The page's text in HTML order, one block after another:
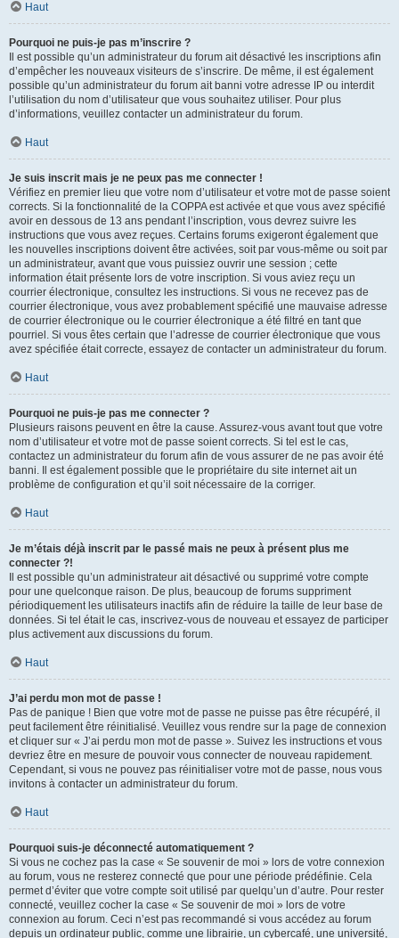
Haut
Pourquoi ne puis-je pas m’inscrire ?
Il est possible qu’un administrateur du forum ait désactivé les inscriptions afin
d’empêcher les nouveaux visiteurs de s’inscrire. De même, il est également
possible qu’un administrateur du forum ait banni votre adresse IP ou interdit
l’utilisation du nom d’utilisateur que vous souhaitez utiliser. Pour plus
d’informations, veuillez contacter un administrateur du forum.
Haut
Je suis inscrit mais je ne peux pas me connecter !
Vérifiez en premier lieu que votre nom d’utilisateur et votre mot de passe soient
corrects. Si la fonctionnalité de la COPPA est activée et que vous avez spécifié
avoir en dessous de 13 ans pendant l’inscription, vous devrez suivre les
instructions que vous avez reçues. Certains forums exigeront également que
les nouvelles inscriptions doivent être activées, soit par vous-même ou soit par
un administrateur, avant que vous puissiez ouvrir une session ; cette
information était présente lors de votre inscription. Si vous aviez reçu un
courrier électronique, consultez les instructions. Si vous ne recevez pas de
courrier électronique, vous avez probablement spécifié une mauvaise adresse
de courrier électronique ou le courrier électronique a été filtré en tant que
pourriel. Si vous êtes certain que l’adresse de courrier électronique que vous
avez spécifiée était correcte, essayez de contacter un administrateur du forum.
Haut
Pourquoi ne puis-je pas me connecter ?
Plusieurs raisons peuvent en être la cause. Assurez-vous avant tout que votre
nom d’utilisateur et votre mot de passe soient corrects. Si tel est le cas,
contactez un administrateur du forum afin de vous assurer de ne pas avoir été
banni. Il est également possible que le propriétaire du site internet ait un
problème de configuration et qu’il soit nécessaire de la corriger.
Haut
Je m’étais déjà inscrit par le passé mais ne peux à présent plus me
connecter ?!
Il est possible qu’un administrateur ait désactivé ou supprimé votre compte
pour une quelconque raison. De plus, beaucoup de forums suppriment
périodiquement les utilisateurs inactifs afin de réduire la taille de leur base de
données. Si tel était le cas, inscrivez-vous de nouveau et essayez de participer
plus activement aux discussions du forum.
Haut
J’ai perdu mon mot de passe !
Pas de panique ! Bien que votre mot de passe ne puisse pas être récupéré, il
peut facilement être réinitialisé. Veuillez vous rendre sur la page de connexion
et cliquer sur « J’ai perdu mon mot de passe ». Suivez les instructions et vous
devriez être en mesure de pouvoir vous connecter de nouveau rapidement.
Cependant, si vous ne pouvez pas réinitialiser votre mot de passe, nous vous
invitons à contacter un administrateur du forum.
Haut
Pourquoi suis-je déconnecté automatiquement ?
Si vous ne cochez pas la case « Se souvenir de moi » lors de votre connexion
au forum, vous ne resterez connecté que pour une période prédéfinie. Cela
permet d’éviter que votre compte soit utilisé par quelqu’un d’autre. Pour rester
connecté, veuillez cocher la case « Se souvenir de moi » lors de votre
connexion au forum. Ceci n’est pas recommandé si vous accédez au forum
depuis un ordinateur public, comme une librairie, un cybercafé, une université,